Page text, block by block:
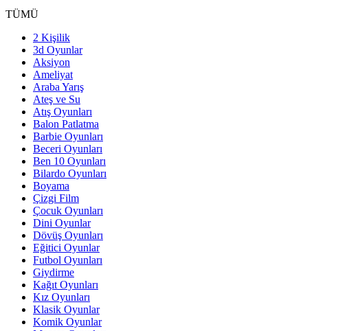
TÜMÜ
2 Kişilik
3d Oyunlar
Aksiyon
Ameliyat
Araba Yarış
Ateş ve Su
Atış Oyunları
Balon Patlatma
Barbie Oyunları
Beceri Oyunları
Ben 10 Oyunları
Bilardo Oyunları
Boyama
Çizgi Film
Çocuk Oyunları
Dini Oyunlar
Dövüş Oyunları
Eğitici Oyunlar
Futbol Oyunları
Giydirme
Kağıt Oyunları
Kız Oyunları
Klasik Oyunlar
Komik Oyunlar